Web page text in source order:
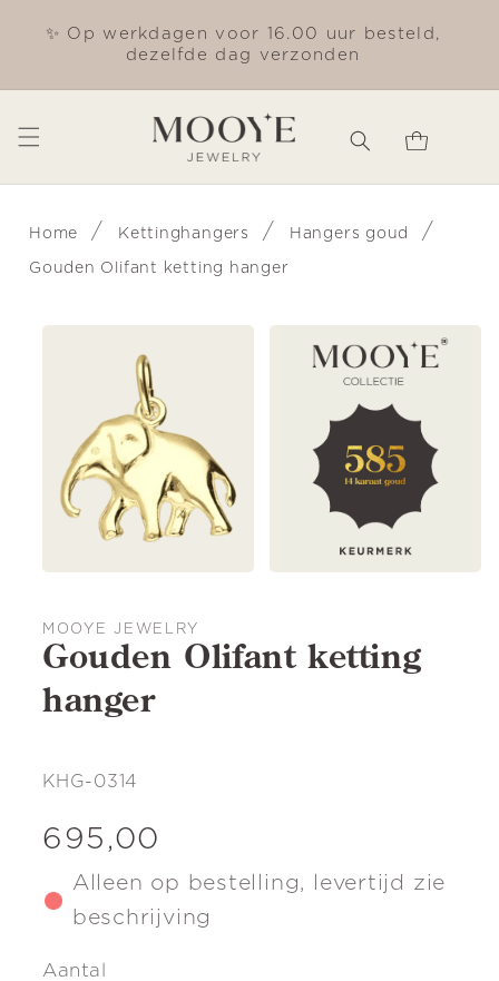
naar de
✨ Op werkdagen voor 16.00 uur besteld,
dezelfde dag verzonden
Winkelwagen
Home / Kettinghangers / Hangers goud /
Gouden Olifant ketting hanger
productinformatie
MOOYE JEWELRY
Gouden Olifant ketting
hanger
SKU:
KHG-0314
Normale
prijs
695,00
Alleen op bestelling, levertijd zie
beschrijving
Aantal